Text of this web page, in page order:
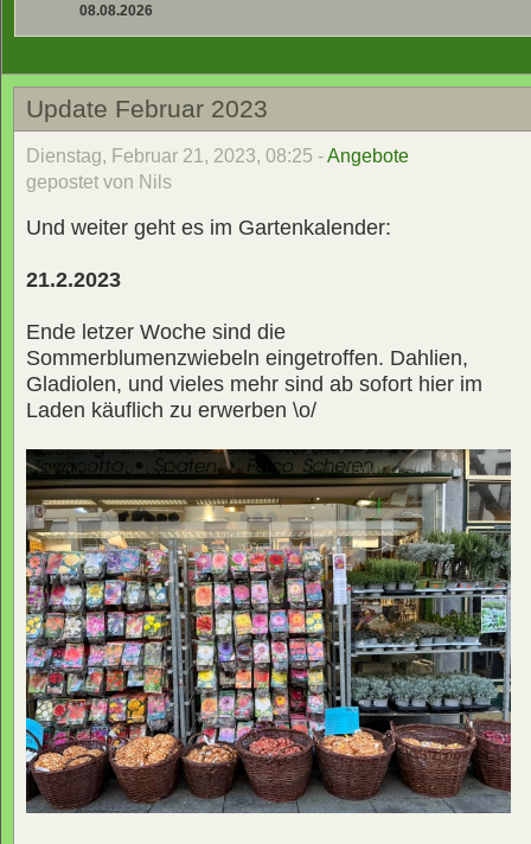
08.08.2026
Update Februar 2023
Dienstag, Februar 21, 2023, 08:25 -Angebote
gepostet von Nils
Und weiter geht es im Gartenkalender:
21.2.2023
Ende letzer Woche sind die
Sommerblumenzwiebeln eingetroffen. Dahlien,
Gladiolen, und vieles mehr sind ab sofort hier im
Laden käuflich zu erwerben \o/